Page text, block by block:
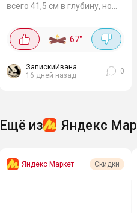
всего 41,5 см в глубину, но
Есть SteamCure (обработка
паром) Класс
энергопотребления А.
Шумит терпимо...
67°
ЗапискиИвана
16 дней назад
0
Ещё из Яндекс
Яндекс Маркет Скидки